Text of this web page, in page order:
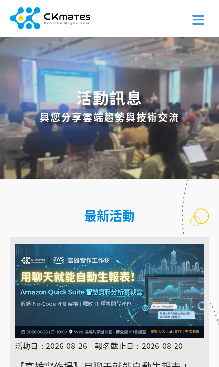
活動訊息
與您分享雲端趨勢與技術交流
最新活動
活動日：2026-08-26 報名截止日：2026-08-20